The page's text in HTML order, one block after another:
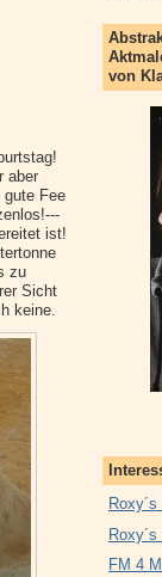
aber
Fee
ist!
zu
Sicht
keine.
von
FM 4